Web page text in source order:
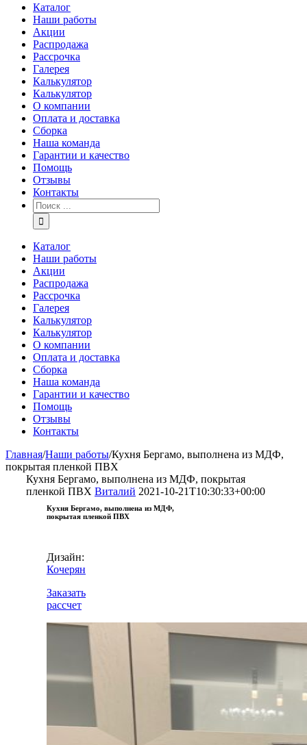
Каталог
Наши работы
Акции
Распродажа
Рассрочка
Галерея
Калькулятор
Калькулятор
О компании
Оплата и доставка
Сборка
Наша команда
Гарантии и качество
Помощь
Отзывы
Контакты
Каталог
Наши работы
Акции
Распродажа
Рассрочка
Галерея
Калькулятор
Калькулятор
О компании
Оплата и доставка
Сборка
Наша команда
Гарантии и качество
Помощь
Отзывы
Контакты
Главная/Наши работы/Кухня Бергамо, выполнена из МДФ,
покрытая пленкой ПВХ
Кухня Бергамо, выполнена из МДФ, покрытая
пленкой ПВХ Виталий 2021-10-21T10:30:33+00:00
Кухня Бергамо, выполнена из МДФ,
покрытая пленкой ПВХ
Дизайн:
Кочерян
Заказать
рассчет